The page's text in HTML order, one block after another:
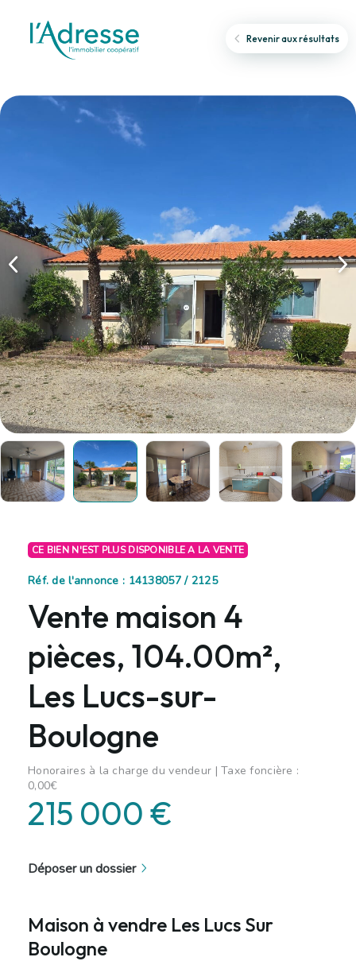
Revenir aux résultats
CE BIEN N'EST PLUS DISPONIBLE A LA VENTE
Réf. de l'annonce : 14138057 / 2125
Vente maison 4
pièces, 104.00m²,
Les Lucs-sur-
Boulogne
Honoraires à la charge du vendeur | Taxe foncière :
0,00€
215 000 €
Déposer un dossier
Maison à vendre Les Lucs Sur
Boulogne